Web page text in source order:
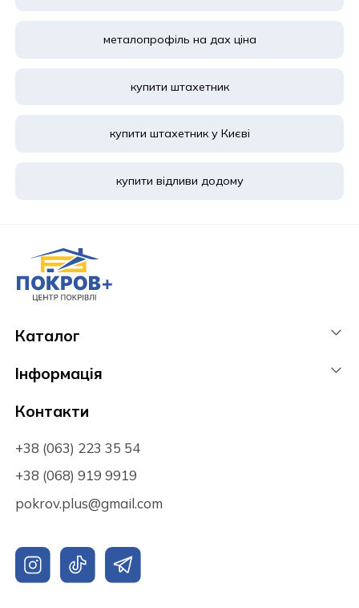
металопрофіль на дах ціна
купити штахетник
купити штахетник у Києві
купити відливи додому
Каталог
Інформація
Контакти
+38 (063) 223 35 54
+38 (068) 919 9919
pokrov.plus@gmail.com